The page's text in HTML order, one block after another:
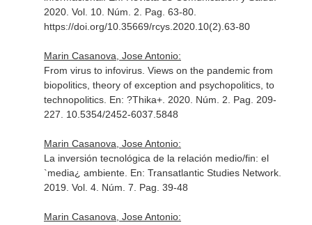
2020. Vol. 10. Núm. 2. Pag. 63-80.
https://doi.org/10.35669/rcys.2020.10(2).63-80
Marin Casanova, Jose Antonio:
From virus to infovirus. Views on the pandemic from
biopolitics, theory of exception and psychopolitics, to
technopolitics. En: ?Thika+. 2020. Núm. 2. Pag. 209-
227. 10.5354/2452-6037.5848
Marin Casanova, Jose Antonio:
La inversión tecnológica de la relación medio/fin: el
`media¿ ambiente. En: Transatlantic Studies Network.
2019. Vol. 4. Núm. 7. Pag. 39-48
Marin Casanova, Jose Antonio: